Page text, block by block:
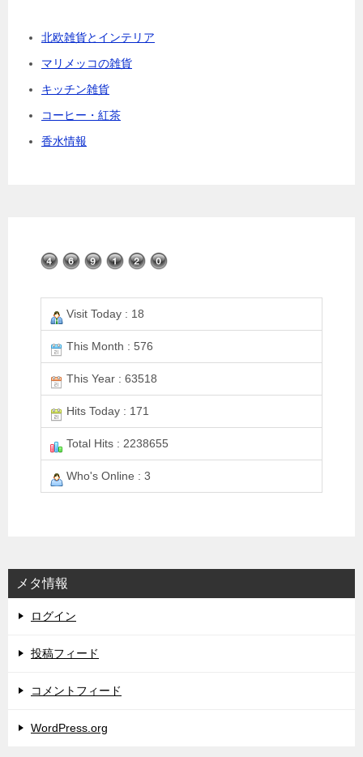
北欧雑貨とインテリア
マリメッコの雑貨
キッチン雑貨
コーヒー・紅茶
香水情報
Visit Today : 18
This Month : 576
This Year : 63518
Hits Today : 171
Total Hits : 2238655
Who's Online : 3
メタ情報
ログイン
投稿フィード
コメントフィード
WordPress.org